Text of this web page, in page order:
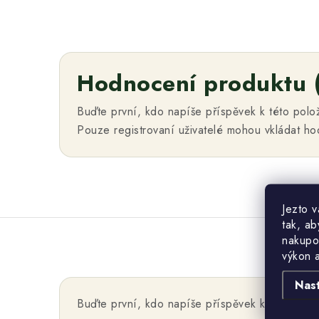
Jezto
tak,
výkon
Hodnocení produktu
Buďte první, kdo napíše příspěvek k této
Pouze registrovaní uživatelé mohou vkládat
Buďte první, kdo napíše příspěvek k této